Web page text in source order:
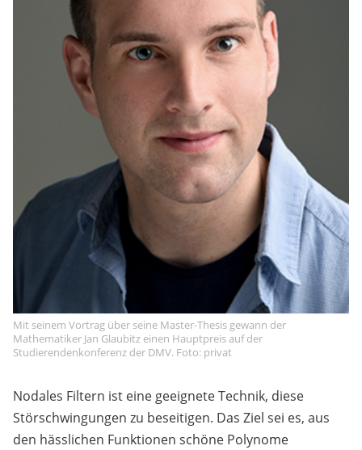
Mit seinem Vortrag über seine Master-Thesis gewann der
Mathematiker Jan Glaubitz einen Hauptpreis auf der
Studierendenkonferenz der DMV. Foto: privat
Nodales Filtern ist eine geeignete Technik, diese
Störschwingungen zu beseitigen. Das Ziel sei es, aus
den hässlichen Funktionen schöne Polynome